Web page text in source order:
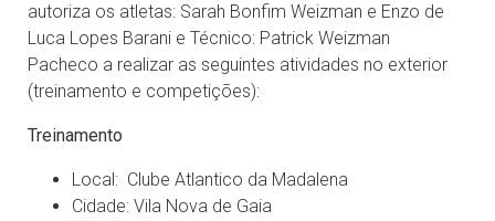
autoriza os atletas: Sarah Bonfim Weizman e Enzo de
Luca Lopes Barani e Técnico: Patrick Weizman
Pacheco a realizar as seguintes atividades no exterior
(treinamento e competições):
Treinamento
Local: Clube Atlantico da Madalena
Cidade: Vila Nova de Gaia